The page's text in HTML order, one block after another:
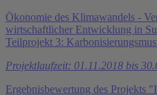
Ökonomie des Klimawandels -
wirtschaftlicher Entwicklung in
Teilprojekt 3:
Projektlaufzeit: 01.11.2018 bis
Ergebnisbewertung des Projekts